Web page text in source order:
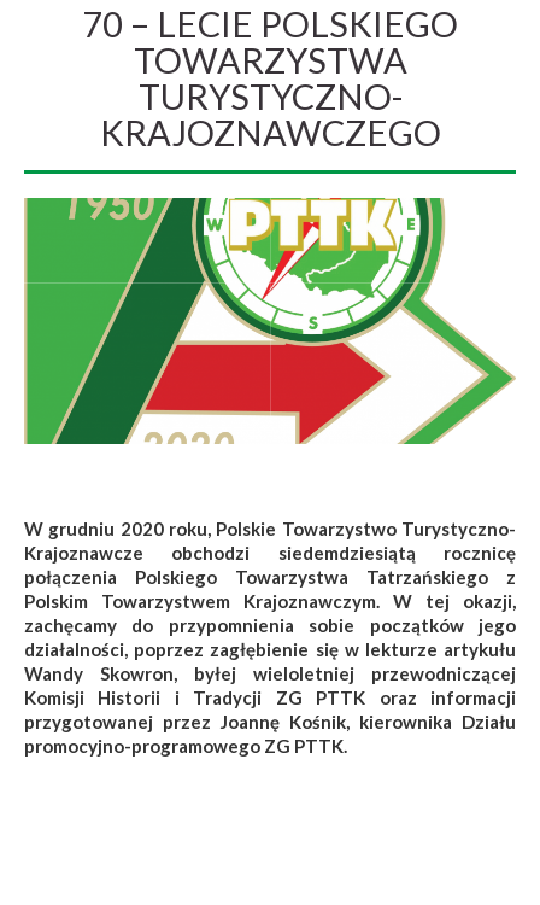
70 – LECIE POLSKIEGO
TOWARZYSTWA
TURYSTYCZNO-
KRAJOZNAWCZEGO
W grudniu 2020 roku, Polskie Towarzystwo Turystyczno-
Krajoznawcze obchodzi siedemdziesiątą rocznicę
połączenia Polskiego Towarzystwa Tatrzańskiego z
Polskim Towarzystwem Krajoznawczym. W tej okazji,
zachęcamy do przypomnienia sobie początków jego
działalności, poprzez zagłębienie się w lekturze artykułu
Wandy Skowron, byłej wieloletniej przewodniczącej
Komisji Historii i Tradycji ZG PTTK oraz informacji
przygotowanej przez Joannę Kośnik, kierownika Działu
promocyjno-programowego ZG PTTK.